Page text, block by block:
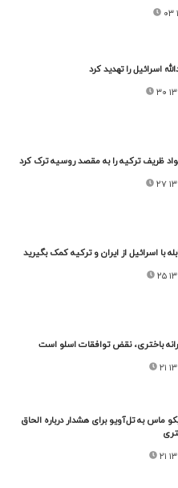
اسرائیل را تهدید کرد
ظریف ترکیه را به مقصد روسیه ترک کرد
با اسرائیل از ایران و ترکیه کمک بگیرید
باختری، نقض توافقات اسلو است
ماس به تل‌آویو برای هشدار درباره الحاق